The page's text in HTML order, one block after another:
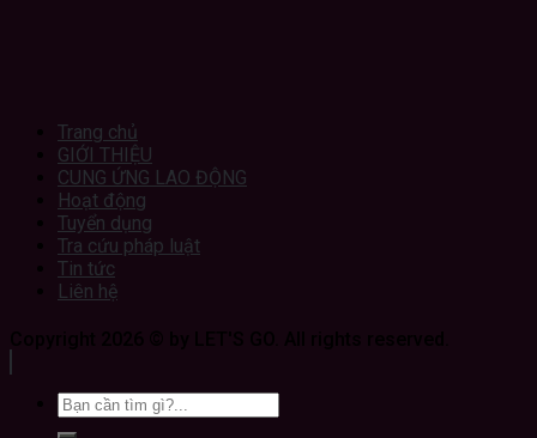
Trang chủ
GIỚI THIỆU
CUNG ỨNG LAO ĐỘNG
Hoạt động
Tuyển dụng
Tra cứu pháp luật
Tin tức
Liên hệ